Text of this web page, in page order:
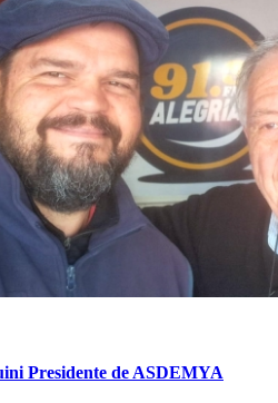
Presidente de ASDEMYA